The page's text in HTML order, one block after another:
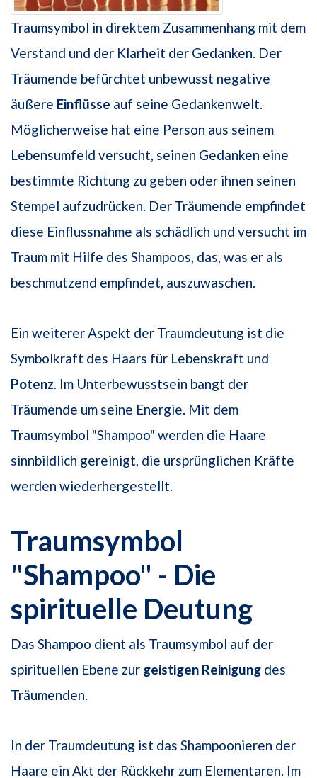
Traumsymbol in direktem Zusammenhang mit dem
Verstand und der Klarheit der Gedanken. Der
Träumende befürchtet unbewusst negative
äußere Einflüsse auf seine Gedankenwelt.
Möglicherweise hat eine Person aus seinem
Lebensumfeld versucht, seinen Gedanken eine
bestimmte Richtung zu geben oder ihnen seinen
Stempel aufzudrücken. Der Träumende empfindet
diese Einflussnahme als schädlich und versucht im
Traum mit Hilfe des Shampoos, das, was er als
beschmutzend empfindet, auszuwaschen.
Ein weiterer Aspekt der Traumdeutung ist die
Symbolkraft des Haars für Lebenskraft und
Potenz. Im Unterbewusstsein bangt der
Träumende um seine Energie. Mit dem
Traumsymbol "Shampoo" werden die Haare
sinnbildlich gereinigt, die ursprünglichen Kräfte
werden wiederhergestellt.
Traumsymbol
"Shampoo" - Die
spirituelle Deutung
Das Shampoo dient als Traumsymbol auf der
spirituellen Ebene zur geistigen Reinigung des
Träumenden.
In der Traumdeutung ist das Shampoonieren der
Haare ein Akt der Rückkehr zum Elementaren. Im